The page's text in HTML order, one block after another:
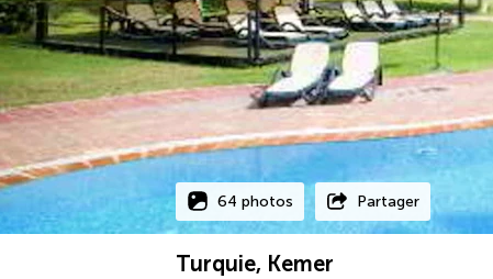
64 photos Partager
Turquie, Kemer